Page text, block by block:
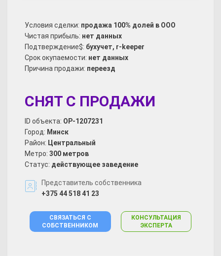
Условия сделки: продажа 100% долей в ООО
Чистая прибыль: нет данных
Подтверждение$: бухучет, r-keeper
Срок окупаемости: нет данных
Причина продажи: переезд
СНЯТ С ПРОДАЖИ
ID объекта: OP-1207231
Город: Минск
Район: Центральный
Метро: 300 метров
Статус: действующее заведение
Представитель собственника
+375 44 518 41 23
СВЯЗАТЬСЯ С
СОБСТВЕННИКОМ
КОНСУЛЬТАЦИЯ
ЭКСПЕРТА